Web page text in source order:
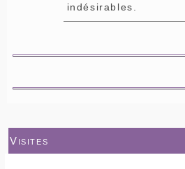
indésirables.
Visites